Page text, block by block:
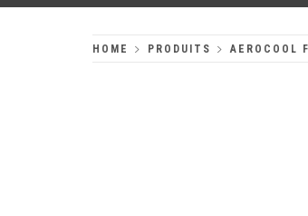
HOME PRODUITS AEROCOOL